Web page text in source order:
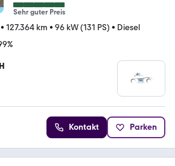
Sehr guter Preis
• 127.364 km • 96 kW (131 PS) • Diesel
Kontakt Parken